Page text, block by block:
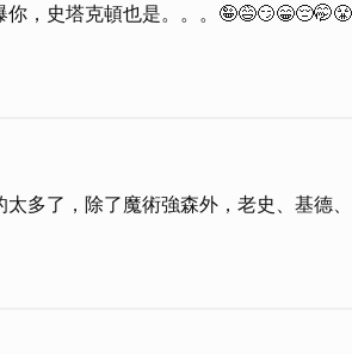
，史塔克頓也是。。。
多了，除了魔術強森外，老史、基德